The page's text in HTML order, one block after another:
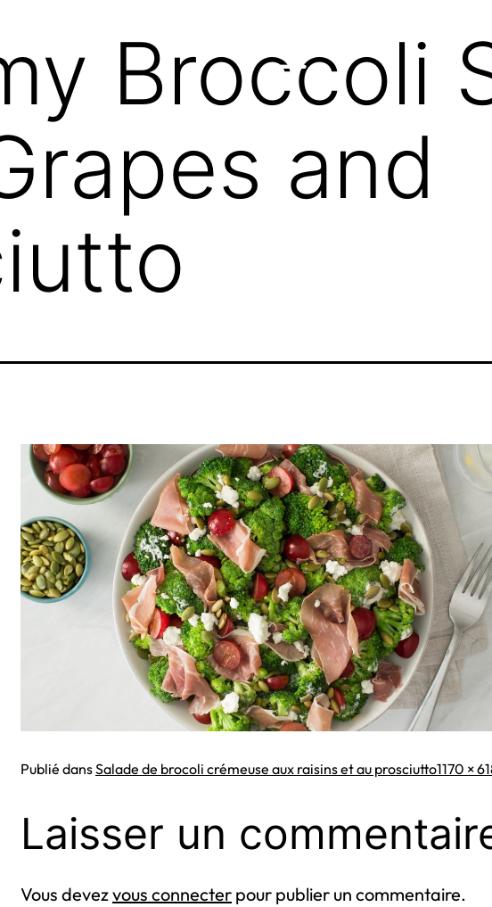
Broccoli
and
Publié dansSalade de brocoli crémeuse aux raisins et au prosciuttoTaille
1170 ×
Laisser un
Vous devezvous connecter pour publier un commentaire.